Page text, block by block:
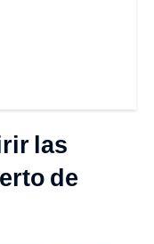
las
de